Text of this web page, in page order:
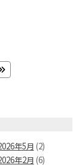
年5月 (2)
年2月 (6)